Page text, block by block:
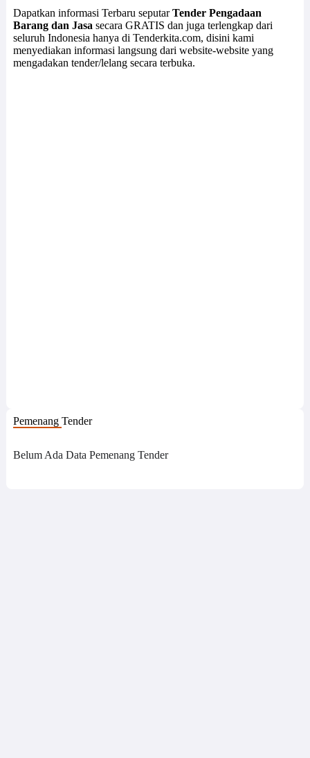
Dapatkan informasi Terbaru seputarTender Pengadaan
Barang dan Jasa secara GRATIS dan juga terlengkap dari
seluruh Indonesia hanya di Tenderkita.com, disini kami
menyediakan informasi langsung dari website-website yang
mengadakan tender/lelang secara terbuka.
Pemenang Tender
Belum Ada Data Pemenang Tender